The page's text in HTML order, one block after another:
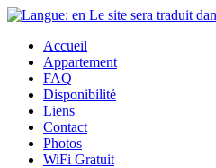
Le site sera traduit
Accueil
Appartement
FAQ
Disponibilité
Liens
Contact
Photos
WiFi Gratuit